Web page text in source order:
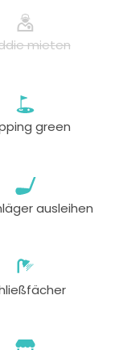
mieten
green
ausleihen